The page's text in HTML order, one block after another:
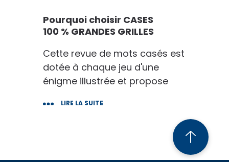
Pourquoi choisir CASES
100 % GRANDES GRILLES
Cette revue de mots casés est
dotée à chaque jeu d'une
énigme illustrée et propose
facile ou difficile
LIRE LA SUITE